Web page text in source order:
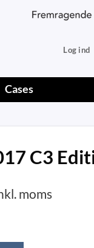
Log ind
Cases
C3
moms